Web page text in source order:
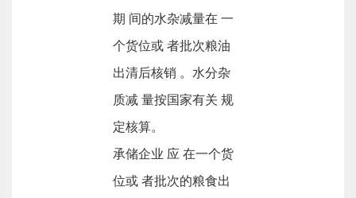
期 间的水杂减量在 一
个货位或 者批次粮油
出清后核销 。水分杂
质减 量按国家有关 规
定核算。
承储企业 应 在一个货
位或 者批次的粮食出